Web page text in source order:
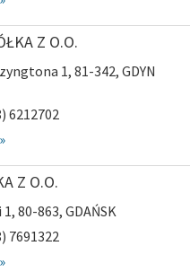
Z O.O.
1, 81-342, GDYN
6212702
Z O.O.
80-863, GDAŃSK
7691322